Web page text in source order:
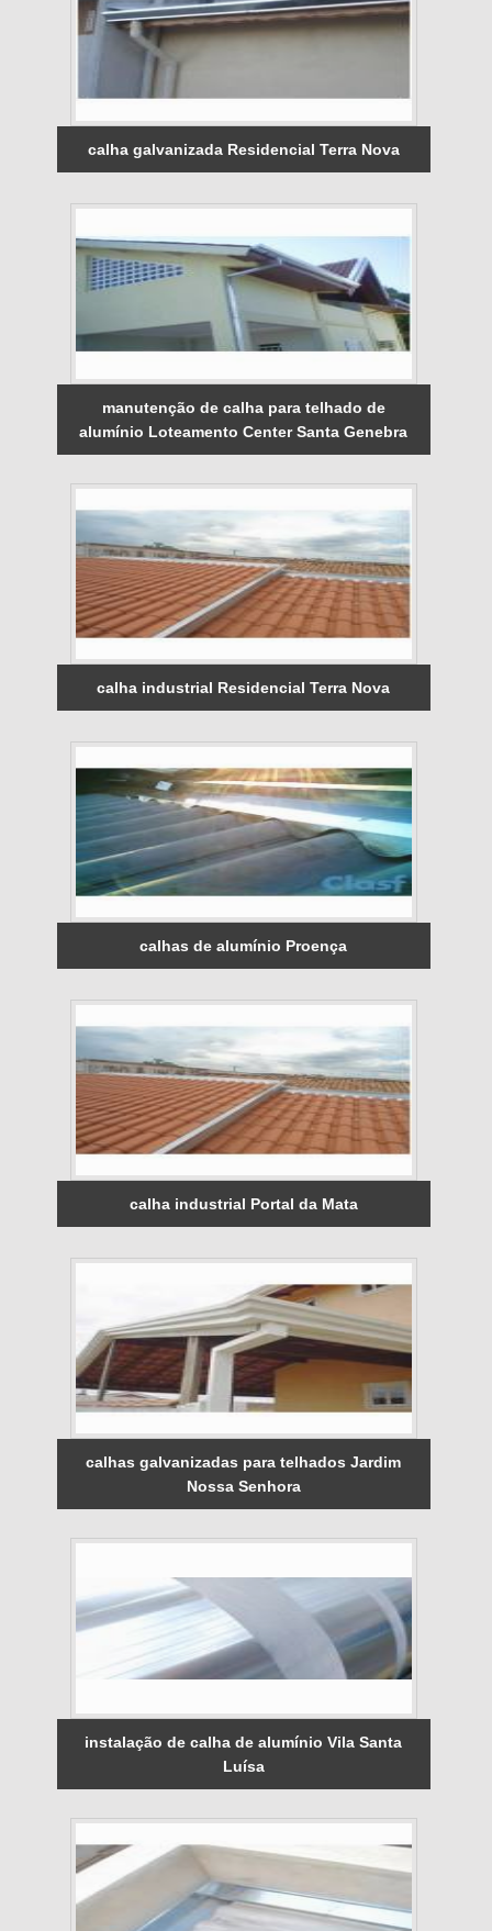
calha galvanizada Residencial Terra Nova
manutenção de calha para telhado de
alumínio Loteamento Center Santa Genebra
calha industrial Residencial Terra Nova
calhas de alumínio Proença
calha industrial Portal da Mata
calhas galvanizadas para telhados Jardim
Nossa Senhora
instalação de calha de alumínio Vila Santa
Luísa